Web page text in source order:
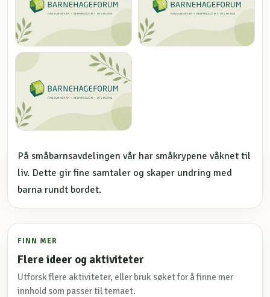
På småbarnsavdelingen vår har småkrypene våknet til
liv. Dette gir fine samtaler og skaper undring med
barna rundt bordet.
FINN MER
Flere ideer og aktiviteter
Utforsk flere aktiviteter, eller bruk søket for å finne mer
innhold som passer til temaet.